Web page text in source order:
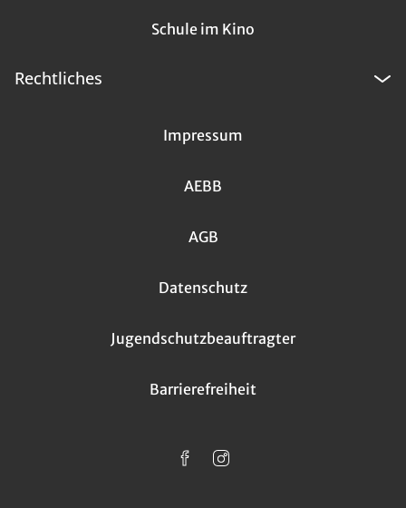
Schule im Kino
Rechtliches
Impressum
AEBB
AGB
Datenschutz
Jugendschutzbeauftragter
Barrierefreiheit